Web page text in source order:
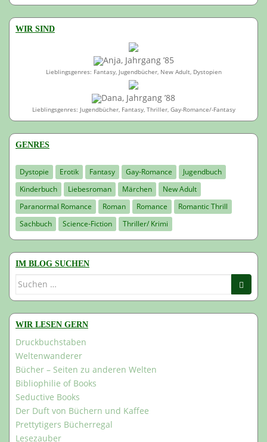
WIR SIND
Anja, Jahrgang ’85
Lieblingsgenres: Fantasy, Jugendbücher, New Adult, Dystopien
Dana, Jahrgang ’88
Lieblingsgenres: Jugendbücher, Fantasy, Thriller, Gay-Romance/-Fantasy
GENRES
Dystopie Erotik Fantasy Gay-Romance
Jugendbuch
Kinderbuch
Liebesroman Märchen
New Adult
Paranormal Romance
Roman Romance
Romantic Thrill
Sachbuch
Science-Fiction Thriller/ Krimi
IM BLOG SUCHEN
Suchen
WIR LESEN GERN
Druckbuchstaben
Weltenwanderer
Bücher – Seiten zu anderen Welten
Bibliophilie of Books
Seductive Books
Der Duft von Büchern und Kaffee
Prettytigers Bücherregal
Lesezauber